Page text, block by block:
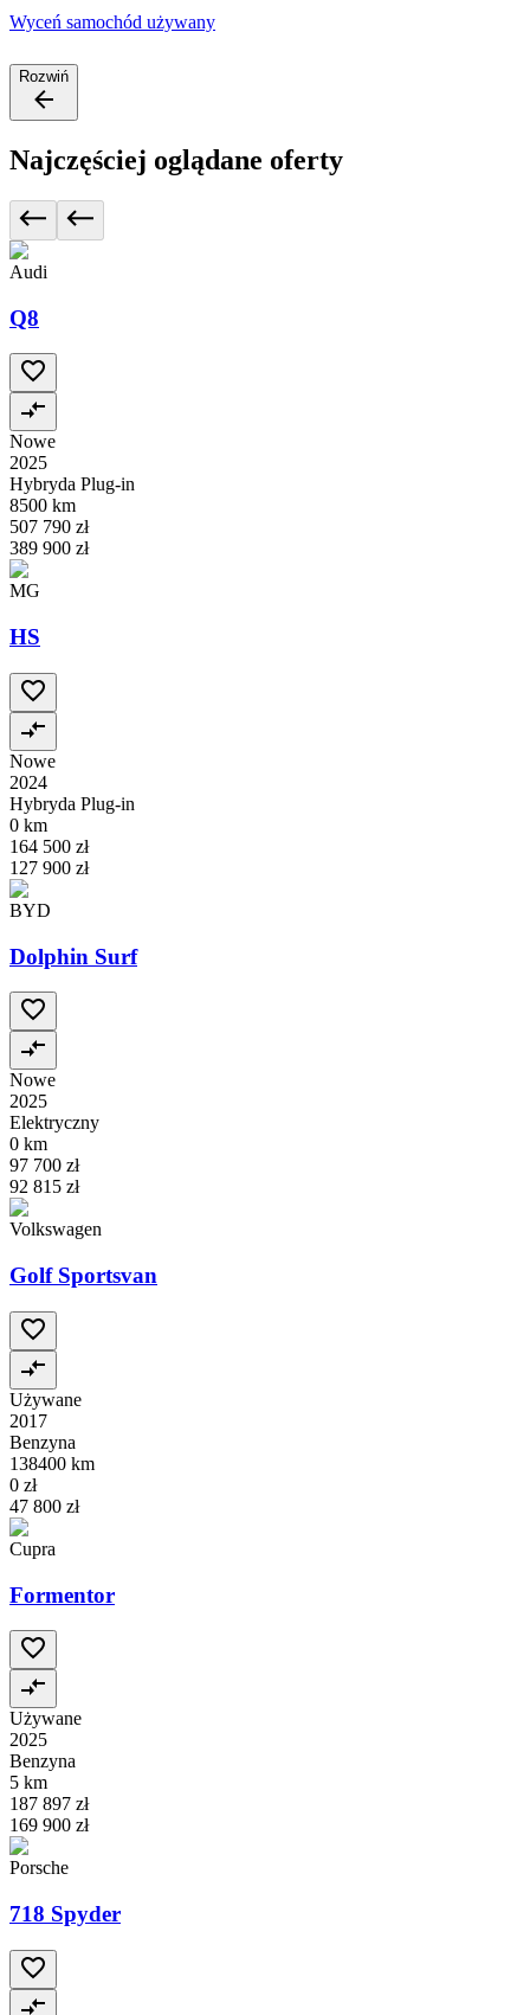
Wyceń samochód używany
Rozwiń
Najczęściej oglądane oferty
Audi
Q8
Nowe
2025
Hybryda Plug-in
8500 km
507 790 zł
389 900 zł
MG
HS
Nowe
2024
Hybryda Plug-in
0 km
164 500 zł
127 900 zł
BYD
Dolphin Surf
Nowe
2025
Elektryczny
0 km
97 700 zł
92 815 zł
Volkswagen
Golf Sportsvan
Używane
2017
Benzyna
138400 km
0 zł
47 800 zł
Cupra
Formentor
Używane
2025
Benzyna
5 km
187 897 zł
169 900 zł
Porsche
718 Spyder